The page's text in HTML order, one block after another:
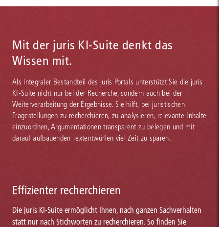
Mit der juris KI-Suite denkt das
Wissen mit.
Als integraler Bestandteil des juris Portals unterstützt Sie die juris
KI-Suite nicht nur bei der Recherche, sondern auch bei der
Weiterverarbeitung der Ergebnisse. Sie hilft, bei juristischen
Fragestellungen zu recherchieren, zu analysieren, relevante Inhalte
einzuordnen, Argumentationen transparent zu belegen und mit
darauf aufbauenden Textentwürfen viel Zeit zu sparen.
Effizienter recherchieren
Die juris KI-Suite ermöglicht Ihnen, nach ganzen Sachverhalten
statt nur nach Stichworten zu recherchieren. So finden Sie